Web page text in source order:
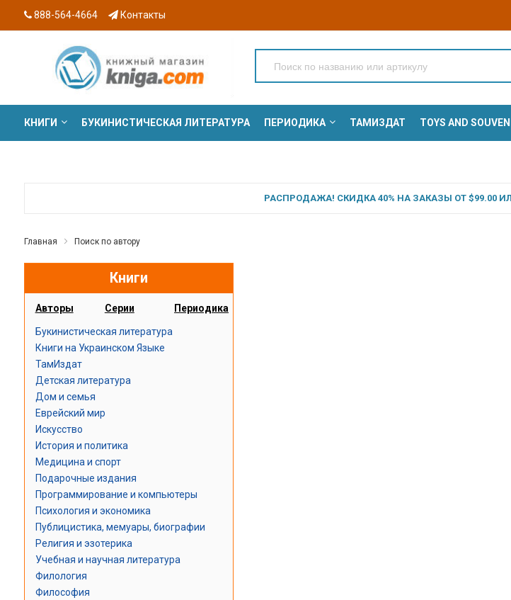
888-564-4664 Контакты
КНИГИ БУКИНИСТИЧЕСКАЯ ЛИТЕРАТУРА ПЕРИОДИКА ТАМИЗДАТ TOYS AND
РАСПРОДАЖА! СКИДКА 40% НА ЗАКАЗЫ ОТ $99.00
Главная Поиск по автору
Книги
Авторы Серии Периодика
Букинистическая литература
Книги на Украинском Языке
ТамИздат
Детская литература
Дом и семья
Еврейский мир
Искусство
История и политика
Медицина и спорт
Подарочные издания
Программирование и компьютеры
Психология и экономика
Публицистика, мемуары, биографии
Религия и эзотерика
Учебная и научная литература
Филология
Философия